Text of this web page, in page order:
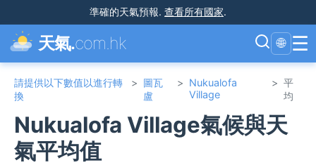
準確的天氣預報. 查看所有國家.
天氣.com.hk 🌐 ☰
請提供以下數值以進行轉
換
> 圖瓦
盧
> Nukualofa
Village
> 平
均
Nukualofa Village氣候與天
氣平均值